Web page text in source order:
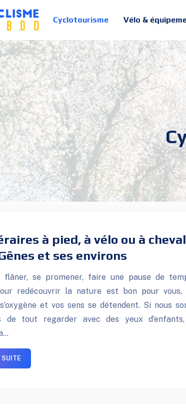
Cyclotourisme Vélo &
à pied, à vélo ou à cheval
et ses environs
flâner, se promener, faire une pause de
redécouvrir la nature est bon pour vous,
et vos sens se détendent. Si nous
de tout regarder avec des yeux
SUITE